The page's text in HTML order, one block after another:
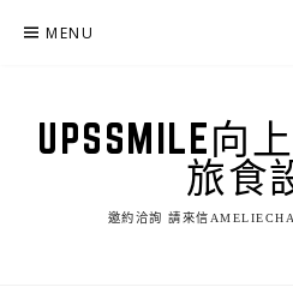
MENU
UPSSMILE向
旅食
邀約洽詢 請來信